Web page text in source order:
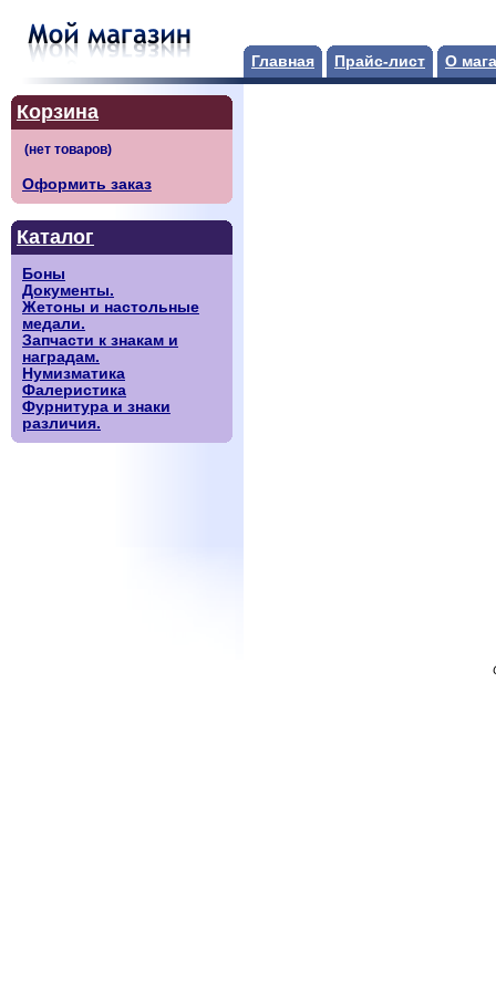
Главная Прайс-лист О
Корзина
Оформить заказ
Каталог
Боны
Документы.
Жетоны и настольные
медали.
Запчасти к знакам и
наградам.
Нумизматика
Фалеристика
Фурнитура и знаки
различия.